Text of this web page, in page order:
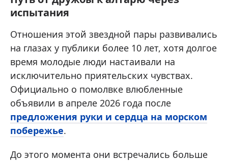
испытания
Отношения этой звездной пары развивались
на глазах у публики более 10 лет, хотя долгое
время молодые люди настаивали на
исключительно приятельских чувствах.
Официально о помолвке влюбленные
объявили в апреле 2026 года после
предложения руки и сердца на морском
побережье.
До этого момента они встречались больше